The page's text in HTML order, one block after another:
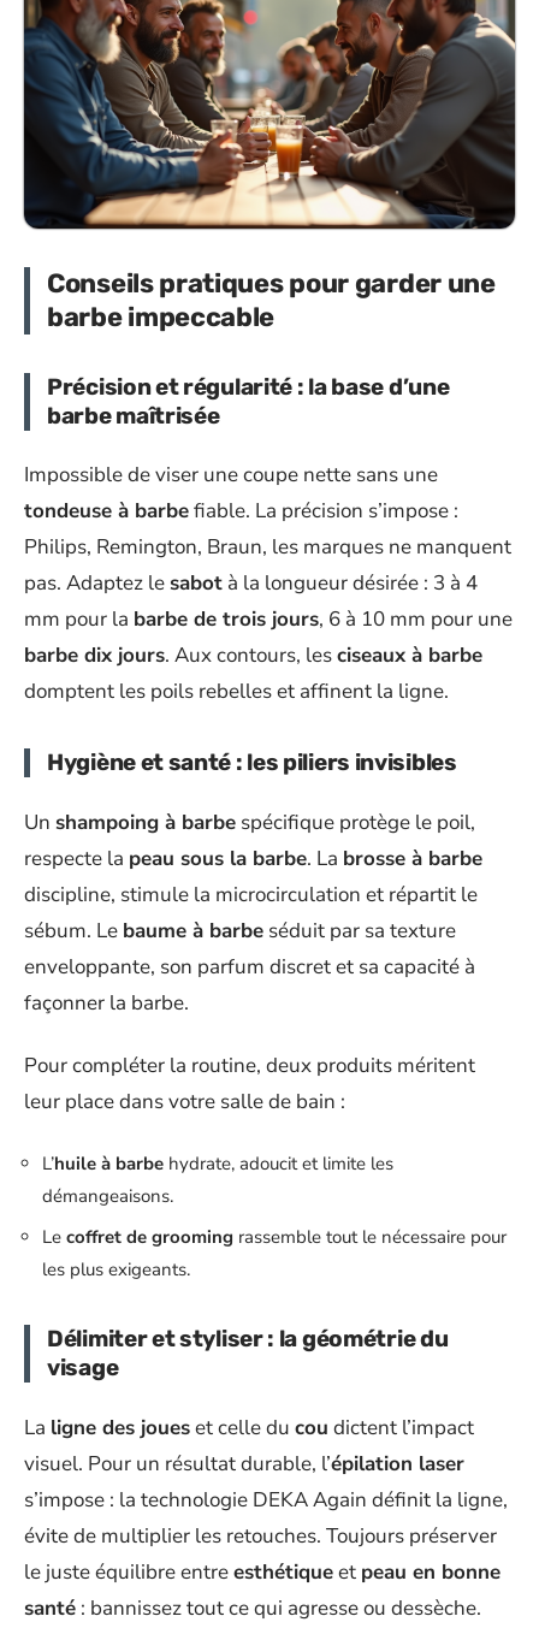
Conseils pratiques pour garder une
barbe impeccable
Précision et régularité : la base d’une
barbe maîtrisée
Impossible de viser une coupe nette sans une
tondeuse à barbefiable. La précision s’impose :
Philips, Remington, Braun, les marques ne manquent
pas. Adaptez le sabot à la longueur désirée : 3 à 4
mm pour la barbe de trois jours, 6 à 10 mm pour une
barbe dix jours. Aux contours, lesciseaux à barbe
domptent les poils rebelles et affinent la ligne.
Hygiène et santé : les piliers invisibles
Un shampoing à barbe spécifique protège le poil,
respecte la peau sous la barbe. La brosse à barbe
discipline, stimule la microcirculation et répartit le
sébum. Le baume à barbe séduit par sa texture
enveloppante, son parfum discret et sa capacité à
façonner la barbe.
Pour compléter la routine, deux produits méritent
leur place dans votre salle de bain :
L’huile à barbe hydrate, adoucit et limite les
démangeaisons.
Le coffret de grooming rassemble tout le nécessaire pour
les plus exigeants.
Délimiter et styliser : la géométrie du
visage
La ligne des joueset celle du cou dictent l’impact
visuel. Pour un résultat durable, l’épilation laser
s’impose : la technologie DEKA Again définit la ligne,
évite de multiplier les retouches. Toujours préserver
le juste équilibre entreesthétiqueet peau en bonne
santé : bannissez tout ce qui agresse ou dessèche.